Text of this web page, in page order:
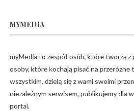
MYMEDIA
myMedia to zespół osób, które tworzą z
osoby, które kochają pisać na przeróżne
wszystkim, dzielą się z wami swoimi
niezależnym serwisem, publikujemy dla
portal.